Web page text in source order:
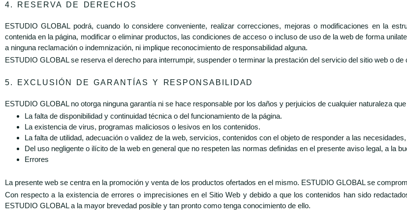
4. RESERVA DE DERECHOS
ESTUDIO GLOBAL podrá, cuando lo considere conveniente, realizar correcciones, mejoras o modificaciones en la
contenida en la página, modificar o eliminar productos, las condiciones de acceso o incluso de uso de la web de forma
a ninguna reclamación o indemnización, ni implique reconocimiento de responsabilidad alguna.
ESTUDIO GLOBAL se reserva el derecho para interrumpir, suspender o terminar la prestación del servicio del sitio web o
5. EXCLUSIÓN DE GARANTÍAS Y RESPONSABILIDAD
ESTUDIO GLOBAL no otorga ninguna garantía ni se hace responsable por los daños y perjuicios de cualquier naturaleza
La falta de disponibilidad y continuidad técnica o del funcionamiento de la página.
La existencia de virus, programas maliciosos o lesivos en los contenidos.
La falta de utilidad, adecuación o validez de la web, servicios, contenidos con el objeto de responder a las
Del uso negligente o ilícito de la web en general que no respeten las normas definidas en el presente aviso legal, a la
Errores
La presente web se centra en la promoción y venta de los productos ofertados en el mismo. ESTUDIO GLOBAL se
Con respecto a la existencia de errores o imprecisiones en el Sitio Web y debido a que los contenidos han sido
ESTUDIO GLOBAL a la mayor brevedad posible y tan pronto como tenga conocimiento de ello.